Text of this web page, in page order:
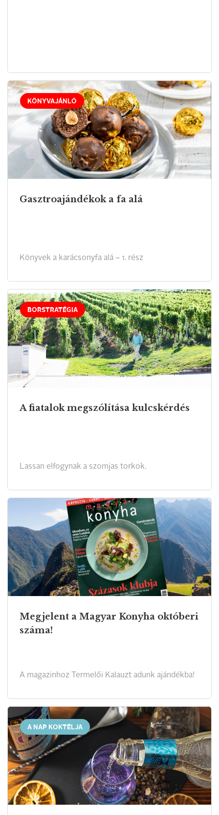
KÖNYVAJÁNLÓ
Gasztroajándékok a fa alá
Könyvek a karácsonyfa alá – 1. rész
BORSTRATÉGIA
A fiatalok megszólítása kulcskérdés
Lassan elfogynak a szomjas torkok.
Megjelent a Magyar Konyha októberi
száma!
A magazinhoz Termelői Kalauzt adunk ajándékba!
A NAP KOKTÉLJA